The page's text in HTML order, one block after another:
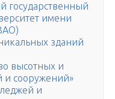
государственный
имени
зданий
высотных и
и сооружений»
и